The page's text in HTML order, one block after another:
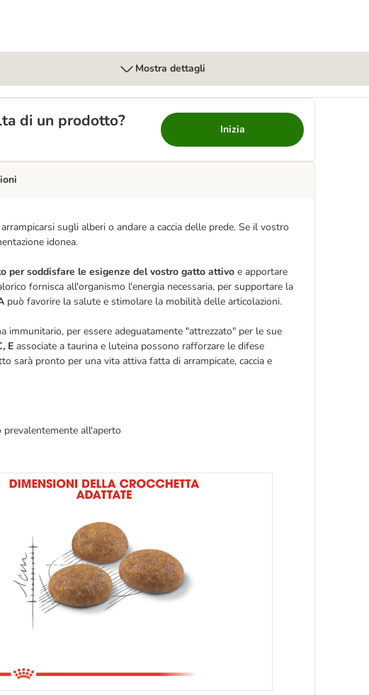
Mostra dettagli
di un prodotto? Inizia
sugli alberi o andare a caccia delle prede. Se il vostro
idonea.
per soddisfare le esigenze del vostro gatto attivo e apportare
fornisca all'organismo l'energia necessaria, per supportare la
può favorire la salute e stimolare la mobilità delle articolazioni.
per essere adeguatamente "attrezzato" per le sue
E associate a taurina e luteina possono rafforzare le difese
sarà pronto per una vita attiva fatta di arrampicate, caccia e
all'aperto